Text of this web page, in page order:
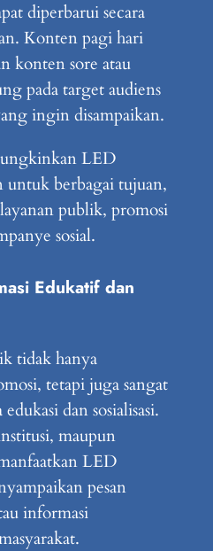
diperbarui secara
Konten pagi hari
konten sore atau
pada target audiens
ingin disampaikan.
LED
berbagai tujuan,
publik, promosi
sosial.
Edukatif dan
tidak hanya
tetapi juga sangat
dan sosialisasi.
maupun
LED
pesan
informasi